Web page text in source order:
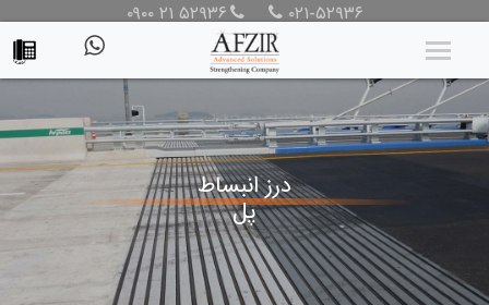
۰۲۱-۵۲۹۳۶ ۰۹۰۰ ۲۱ ۵۲۹۳۶
درز انبساط
پل